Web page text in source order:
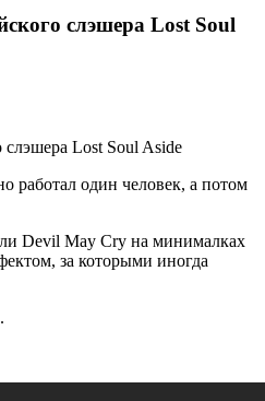
слэшера Lost Soul
Lost Soul Aside
работал один человек, а потом
Devil May Cry на минималках
за которыми иногда